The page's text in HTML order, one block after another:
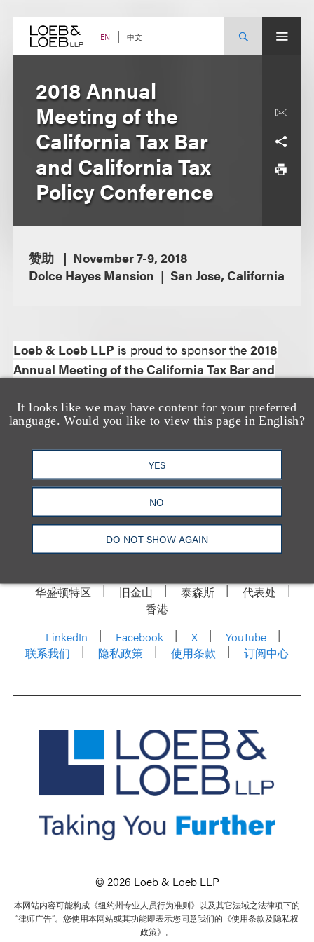
content EN 中文
It looks like we may have content for your preferred
language. Would you like to view this page in English?
YES
NO
DO NOT SHOW AGAIN
2018 Annual
Meeting of the
California Tax Bar
and California Tax
Policy Conference
赞助
November 7-9, 2018
Dolce Hayes Mansion
San Jose, California
Loeb & Loeb LLP is proud to sponsor the2018
Annual Meeting of the California Tax Bar and
from November 7-9, 2018.
More information will be posted as it becomes
华盛顿特区
旧金山 泰森斯
代表处
香港
LinkedIn
Facebook X
YouTube
联系我们
隐私政策 使用条款 订阅中心
© 2026 Loeb & Loeb LLP
本网站内容可能构成《纽约州专业人员行为准则》以及其它法域之法律项下的
“律师广告”。您使用本网站或其功能即表示您同意我们的《使用条款及隐私权
政策》。